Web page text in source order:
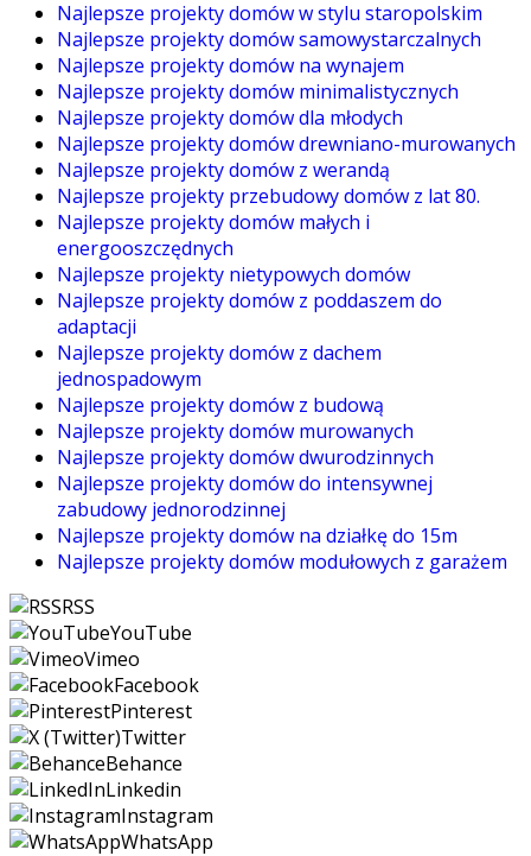
Najlepsze projekty domów w stylu staropolskim
Najlepsze projekty domów samowystarczalnych
Najlepsze projekty domów na wynajem
Najlepsze projekty domów minimalistycznych
Najlepsze projekty domów dla młodych
Najlepsze projekty domów drewniano-murowanych
Najlepsze projekty domów z werandą
Najlepsze projekty przebudowy domów z lat 80.
Najlepsze projekty domów małych i
energooszczędnych
Najlepsze projekty nietypowych domów
Najlepsze projekty domów z poddaszem do
adaptacji
Najlepsze projekty domów z dachem
jednospadowym
Najlepsze projekty domów z budową
Najlepsze projekty domów murowanych
Najlepsze projekty domów dwurodzinnych
Najlepsze projekty domów do intensywnej
zabudowy jednorodzinnej
Najlepsze projekty domów na działkę do 15m
Najlepsze projekty domów modułowych z garażem
RSS
YouTube
Vimeo
Facebook
Pinterest
Twitter
Behance
Linkedin
Instagram
WhatsApp